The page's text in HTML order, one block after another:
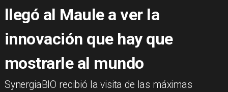
llegó al Maule a ver la
innovación que hay que
mostrarle al mundo
​SynergiaBIO recibió la visita de las máximas